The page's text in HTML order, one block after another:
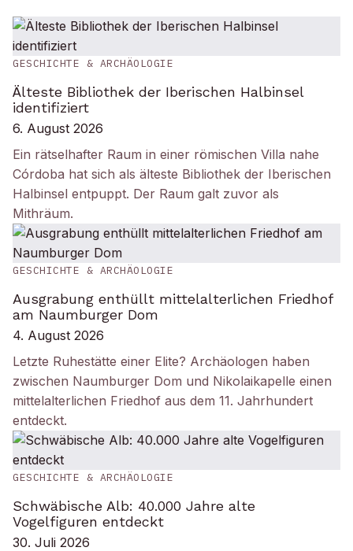
GESCHICHTE & ARCHÄOLOGIE
Älteste Bibliothek der Iberischen Halbinsel
identifiziert
6. August 2026
Ein rätselhafter Raum in einer römischen Villa nahe
Córdoba hat sich als älteste Bibliothek der Iberischen
Halbinsel entpuppt. Der Raum galt zuvor als
Mithräum.
GESCHICHTE & ARCHÄOLOGIE
Ausgrabung enthüllt mittelalterlichen Friedhof
am Naumburger Dom
4. August 2026
Letzte Ruhestätte einer Elite? Archäologen haben
zwischen Naumburger Dom und Nikolaikapelle einen
mittelalterlichen Friedhof aus dem 11. Jahrhundert
entdeckt.
GESCHICHTE & ARCHÄOLOGIE
Schwäbische Alb: 40.000 Jahre alte
Vogelfiguren entdeckt
30. Juli 2026